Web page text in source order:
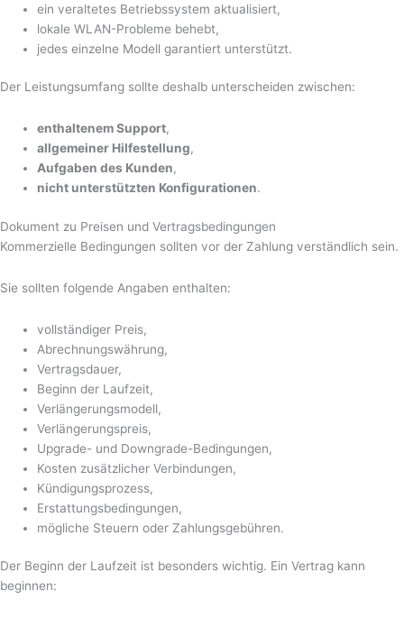
ein veraltetes Betriebssystem aktualisiert,
lokale WLAN-Probleme behebt,
jedes einzelne Modell garantiert unterstützt.
Der Leistungsumfang sollte deshalb unterscheiden zwischen:
enthaltenem Support,
allgemeiner Hilfestellung,
Aufgaben des Kunden,
nicht unterstützten Konfigurationen.
Dokument zu Preisen und Vertragsbedingungen
Kommerzielle Bedingungen sollten vor der Zahlung verständlich sein.
Sie sollten folgende Angaben enthalten:
vollständiger Preis,
Abrechnungswährung,
Vertragsdauer,
Beginn der Laufzeit,
Verlängerungsmodell,
Verlängerungspreis,
Upgrade- und Downgrade-Bedingungen,
Kosten zusätzlicher Verbindungen,
Kündigungsprozess,
Erstattungsbedingungen,
mögliche Steuern oder Zahlungsgebühren.
Der Beginn der Laufzeit ist besonders wichtig. Ein Vertrag kann
beginnen: